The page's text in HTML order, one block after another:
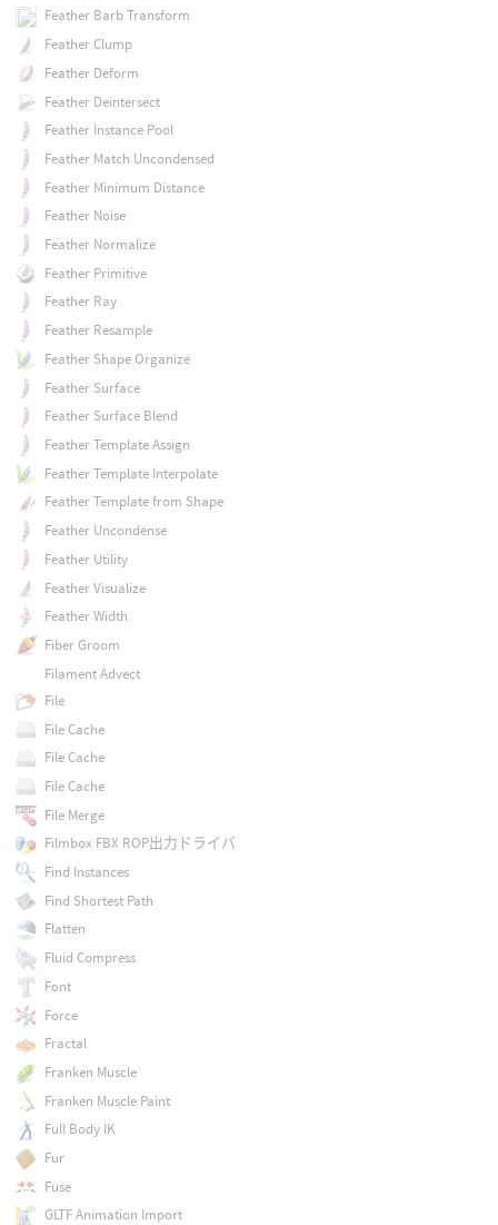
Feather Barb Transform
Feather Clump
Feather Deform
Feather Deintersect
Feather Instance Pool
Feather Match Uncondensed
Feather Minimum Distance
Feather Noise
Feather Normalize
Feather Primitive
Feather Ray
Feather Resample
Feather Shape Organize
Feather Surface
Feather Surface Blend
Feather Template Assign
Feather Template Interpolate
Feather Template from Shape
Feather Uncondense
Feather Utility
Feather Visualize
Feather Width
Fiber Groom
Filament Advect
File
File Cache
File Cache
File Cache
File Merge
Filmbox FBX ROP出力ドライバ
Find Instances
Find Shortest Path
Flatten
Fluid Compress
Font
Force
Fractal
Franken Muscle
Franken Muscle Paint
Full Body IK
Fur
Fuse
GLTF Animation Import